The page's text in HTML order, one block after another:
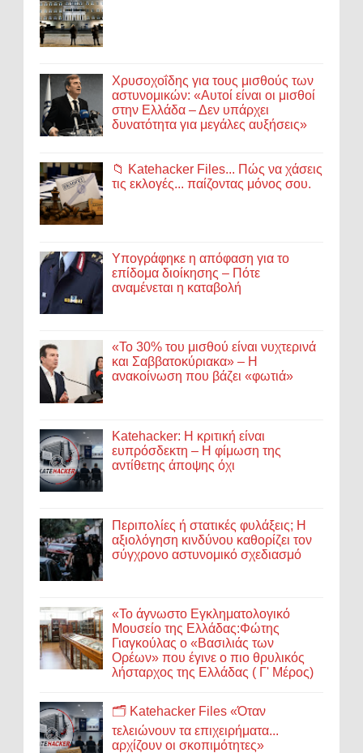
Χρυσοχοΐδης για τους μισθούς των
αστυνομικών: «Αυτοί είναι οι μισθοί
στην Ελλάδα – Δεν υπάρχει
δυνατότητα για μεγάλες αυξήσεις»
📁 Katehacker Files... Πώς να χάσεις
τις εκλογές... παίζοντας μόνος σου.
Υπογράφηκε η απόφαση για το
επίδομα διοίκησης – Πότε
αναμένεται η καταβολή
«Το 30% του μισθού είναι νυχτερινά
και Σαββατοκύριακα» – Η
ανακοίνωση που βάζει «φωτιά»
Katehacker: Η κριτική είναι
ευπρόσδεκτη – Η φίμωση της
αντίθετης άποψης όχι
Περιπολίες ή στατικές φυλάξεις; Η
αξιολόγηση κινδύνου καθορίζει τον
σύγχρονο αστυνομικό σχεδιασμό
«Το άγνωστο Εγκληματολογικό
Μουσείο της Ελλάδας:Φώτης
Γιαγκούλας ο «Βασιλιάς των
Ορέων» που έγινε ο πιο θρυλικός
λήσταρχος της Ελλάδας ( Γ' Μέρος)
🗂️ Katehacker Files «Όταν
τελειώνουν τα επιχειρήματα...
αρχίζουν οι σκοπιμότητες»